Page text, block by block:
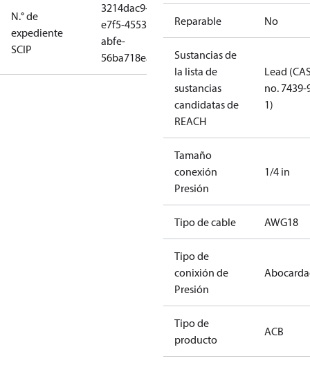
N.° de
expediente
SCIP
3214dac9-
e7f5-4553-
abfe-
56ba718eab3c
Reparable No
Sustancias de
la lista de
sustancias
candidatas de
REACH
Lead
no. 7439-
1)
Tamaño
conexión
Presión
1/4 in
Tipo de cable AWG18
Tipo de
conixión de
Presión
Tipo de
producto
ACB